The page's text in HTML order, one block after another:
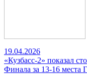
19.04.2026
«Кузбасс-2» показал
Финала за 13-16